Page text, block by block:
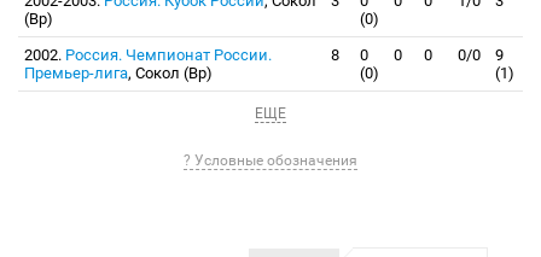
(Вр)
(0)
2002. Россия. Чемпионат России.
Премьер-лига, Сокол (Вр)
8
0
(0)
0 0 0/0
9
(1)
ЕЩЕ
? Условные обозначения